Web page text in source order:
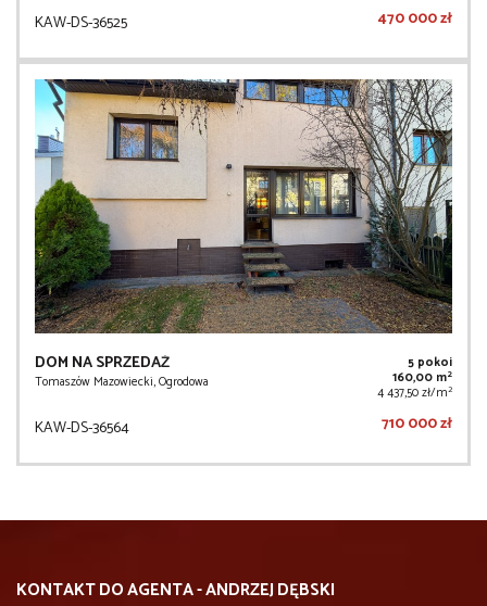
KAW-DS-36525 470 000 zł
DOM NA SPRZEDAŻ
Tomaszów Mazowiecki, Ogrodowa
5 pokoi
160,00 m2
4 437,50 zł/m2
KAW-DS-36564 710 000 zł
KONTAKT DO AGENTA - ANDRZEJ DĘBSKI